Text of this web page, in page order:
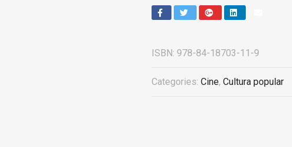
ISBN: 978-84-18703-11-9
Categories: Cine, Cultura popular